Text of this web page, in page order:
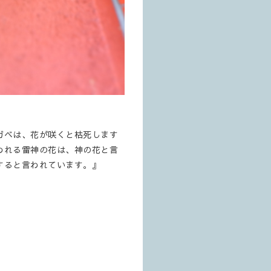
は、花が咲くと枯死します
る雷神の花は、神の花と言
と言われています。』